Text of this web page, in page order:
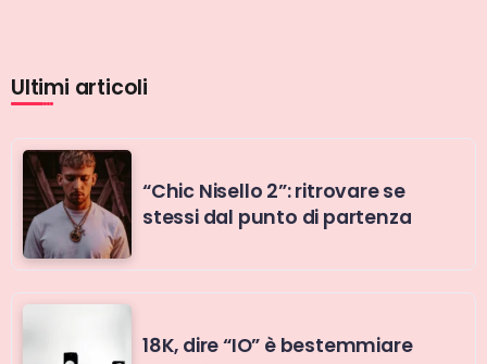
Ultimi articoli
“Chic Nisello 2”: ritrovare se
stessi dal punto di partenza
18K, dire “IO” è bestemmiare